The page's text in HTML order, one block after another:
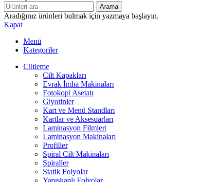
Arama
Aradığınız ürünleri bulmak için yazmaya başlayın.
Kapat
Menü
Kategoriler
Ciltleme
Cilt Kapakları
Evrak İmha Makinaları
Fotokopi Asetatı
Giyotinler
Kart ve Menü Standları
Kartlar ve Aksesuarları
Laminasyon Filmleri
Laminasyon Makinaları
Profiller
Spiral Cilt Makinaları
Spiraller
Statik Folyolar
Yapışkanlı Folyolar